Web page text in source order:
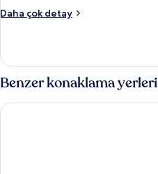
Daha çok detay
Basic
fazla
detay
Benzer konaklama yerleri
Phoenix Park Hotel